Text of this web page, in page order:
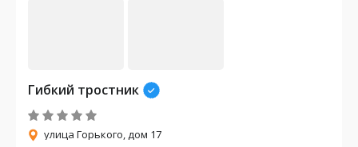
Гибкий тростник
улица Горького, дом 17